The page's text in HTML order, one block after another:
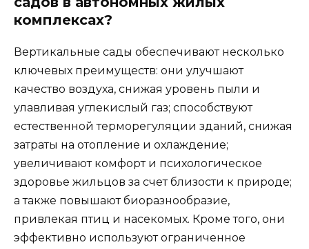
комплексах?
Вертикальные сады обеспечивают несколько
ключевых преимуществ: они улучшают
качество воздуха, снижая уровень пыли и
улавливая углекислый газ; способствуют
естественной терморегуляции зданий, снижая
затраты на отопление и охлаждение;
увеличивают комфорт и психологическое
здоровье жильцов за счет близости к природе;
а также повышают биоразнообразие,
привлекая птиц и насекомых. Кроме того, они
эффективно используют ограниченное